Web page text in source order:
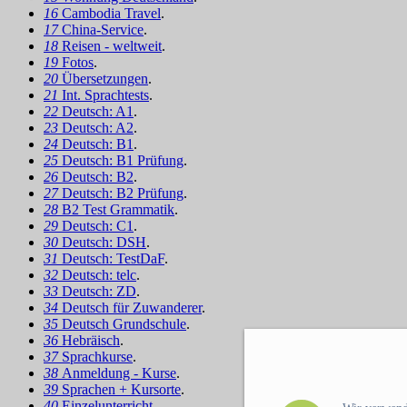
16 Cambodia Travel.
17China-Service.
18 Reisen - weltweit.
19 Fotos.
20 Übersetzungen.
21 Int. Sprachtests.
22 Deutsch: A1 .
23 Deutsch: A2.
24 Deutsch: B1 .
25 Deutsch: B1 Prüfung.
26 Deutsch: B2.
27Deutsch: B2 Prüfung.
28 B2 Test Grammatik.
29 Deutsch: C1 .
30 Deutsch: DSH.
31 Deutsch: TestDaF.
32 Deutsch: telc.
33 Deutsch: ZD.
34 Deutsch für Zuwanderer.
35 Deutsch Grundschule.
36 Hebräisch.
37 Sprachkurse.
38 Anmeldung - Kurse.
39 Sprachen + Kursorte.